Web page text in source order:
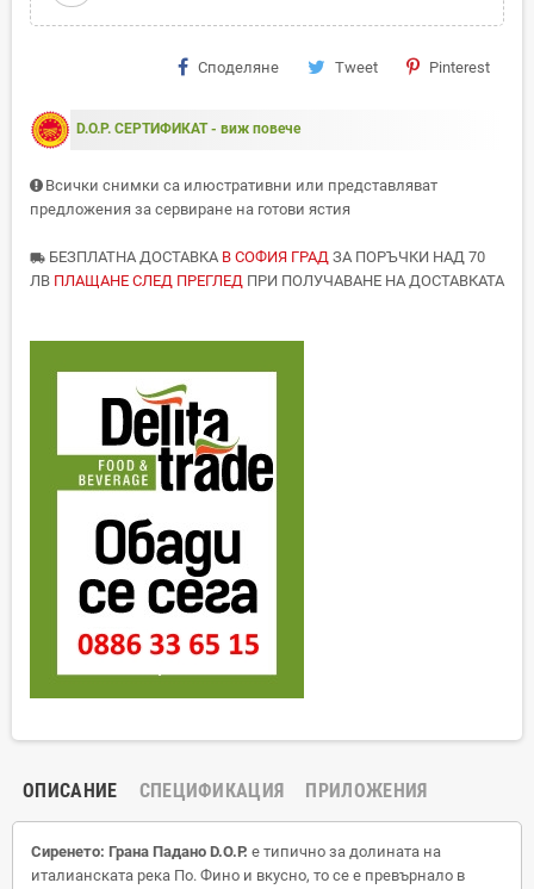
Споделяне Tweet Pinterest
D.O.P. СЕРТИФИКАТ - виж повече
Всички снимки са илюстративни или представляват
предложения за сервиране на готови ястия
local_shipping БЕЗПЛАТНА ДОСТАВКА В СОФИЯ ГРАД ЗА ПОРЪЧКИ НАД 70
ЛВ ПЛАЩАНЕ СЛЕД ПРЕГЛЕД ПРИ ПОЛУЧАВАНЕ НА ДОСТАВКАТА
ОПИСАНИЕ СПЕЦИФИКАЦИЯ ПРИЛОЖЕНИЯ
Сиренето: Грана Падано D.O.P. е типично за долината на
италианската река По. Фино и вкусно, то се е превърнало в